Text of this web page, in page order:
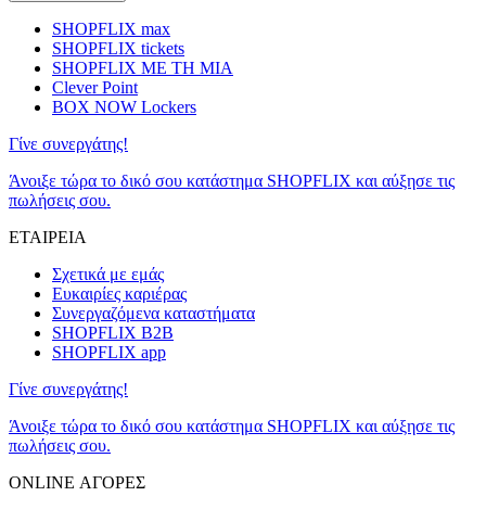
SHOPFLIX max
SHOPFLIX tickets
SHOPFLIX ΜΕ ΤΗ ΜΙΑ
Clever Point
BOX NOW Lockers
Γίνε συνεργάτης!
Άνοιξε τώρα το δικό σου κατάστημα SHOPFLIX και αύξησε τις
πωλήσεις σου.
ΕΤΑΙΡΕΙΑ
Σχετικά με εμάς
Ευκαιρίες καριέρας
Συνεργαζόμενα καταστήματα
SHOPFLIX B2B
SHOPFLIX app
Γίνε συνεργάτης!
Άνοιξε τώρα το δικό σου κατάστημα SHOPFLIX και αύξησε τις
πωλήσεις σου.
ONLINE ΑΓΟΡΕΣ